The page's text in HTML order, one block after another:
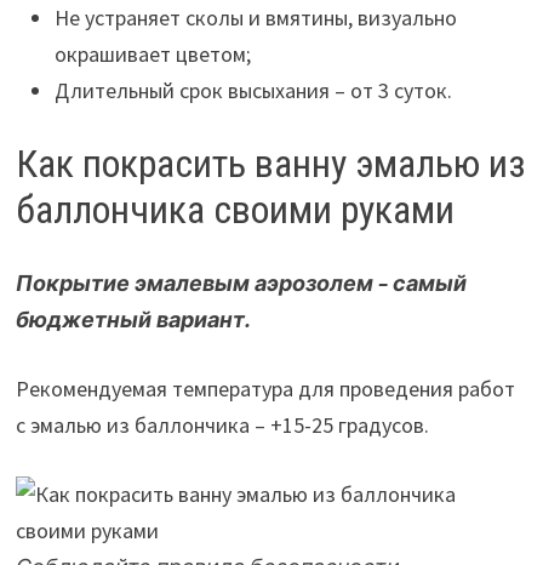
Не устраняет сколы и вмятины, визуально
окрашивает цветом;
Длительный срок высыхания – от 3 суток.
Как покрасить ванну эмалью из
баллончика своими руками
Покрытие эмалевым аэрозолем – самый
бюджетный вариант.
Рекомендуемая температура для проведения работ
с эмалью из баллончика – +15-25 градусов.